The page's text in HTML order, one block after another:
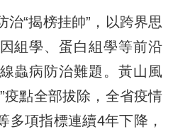
“揭榜挂帥”，以跨界思
組學、蛋白組學等前沿
蟲病防治難題。黃山風
疫點全部拔除，全省疫情
多項指標連續4年下降，